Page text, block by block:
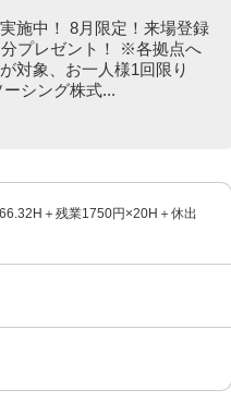
施中！ 8月限定！来場登録
プレゼント！ ※各拠点へ
対象、お一人様1回限り
シング株式...
＋残業1750円×20H＋休出